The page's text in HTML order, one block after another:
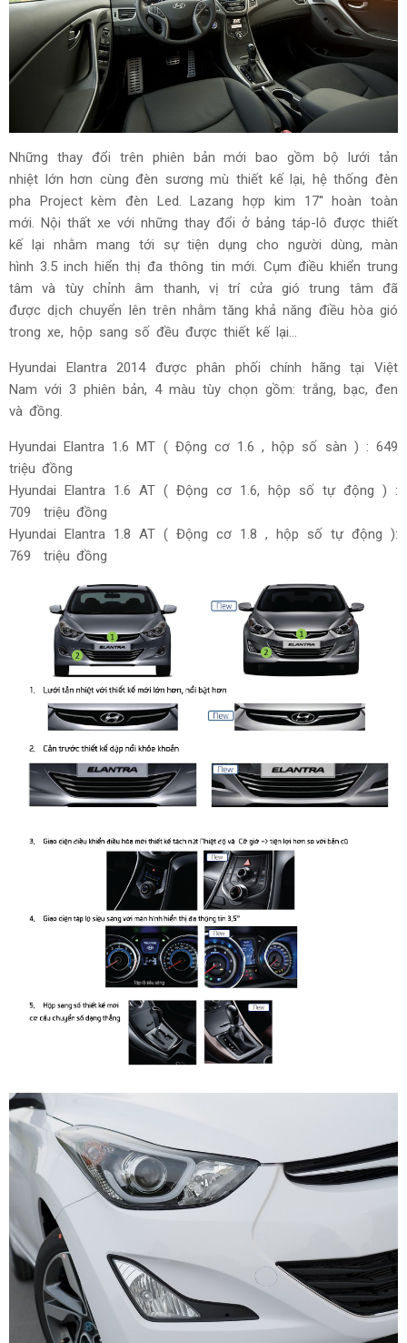
Những thay đổi trên phiên bản mới bao gồm bộ lưới tản
nhiệt lớn hơn cùng đèn sương mù thiết kế lại, hệ thống đèn
pha Project kèm đèn Led. Lazang hợp kim 17'' hoàn toàn
mới. Nội thất xe với những thay đổi ở bảng táp-lô được thiết
kế lại nhằm mang tới sự tiện dụng cho người dùng, màn
hình 3.5 inch hiển thị đa thông tin mới. Cụm điều khiển trung
tâm và tùy chỉnh âm thanh, vị trí cửa gió trung tâm đã
được dịch chuyển lên trên nhằm tăng khả năng điều hòa gió
trong xe, hộp sang số đều được thiết kế lại...
Hyundai Elantra 2014 được phân phối chính hãng tại Việt
Nam với 3 phiên bản, 4 màu tùy chọn gồm: trắng, bạc, đen
và đồng.
Hyundai Elantra 1.6 MT ( Động cơ 1.6 , hộp số sàn ) : 649
triệu đồng
Hyundai Elantra 1.6 AT ( Động cơ 1.6, hộp số tự động ) :
709 triệu đồng
Hyundai Elantra 1.8 AT ( Động cơ 1.8 , hộp số tự động ):
769 triệu đồng